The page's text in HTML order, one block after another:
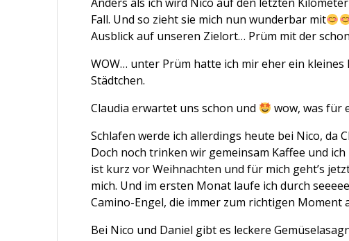
Fall. Und so zieht sie mich nun wunderbar mit
Ausblick auf unseren Zielort… Prüm mit der
WOW… unter Prüm hatte ich mir eher ein
Städtchen.
Claudia erwartet uns schon und
wow, was für
Schlafen werde ich allerdings heute bei Nico, da
Doch noch trinken wir gemeinsam Kaffee und
ist kurz vor Weihnachten und für mich geht’s
mich. Und im ersten Monat laufe ich durch
Camino-Engel, die immer zum richtigen Moment
Bei Nico und Daniel gibt es leckere